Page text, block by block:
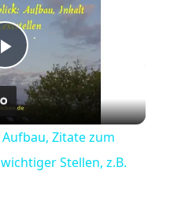
Play
Video
Zitate zum
Stellen, z.B.